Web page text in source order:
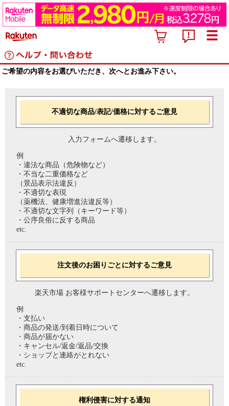
ご希望の内容をお選びいただき、次へとお進み下さい。
不適切な商品/表記/価格に対するご意見
入力フォームへ遷移します。
例
・違法な商品（危険物など）
・不当な二重価格など
（景品表示法違反）
・不適切な表現
（薬機法、健康増進法違反等）
・不適切な文字列（キーワード等）
・公序良俗に反する商品
etc.
注文後のお困りごとに対するご意見
楽天市場 お客様サポートセンターへ遷移します。
例
・支払い
・商品の発送/到着日時について
・商品が届かない
・キャンセル/返金/返品/交換
・ショップと連絡がとれない
etc.
権利侵害に対する通知